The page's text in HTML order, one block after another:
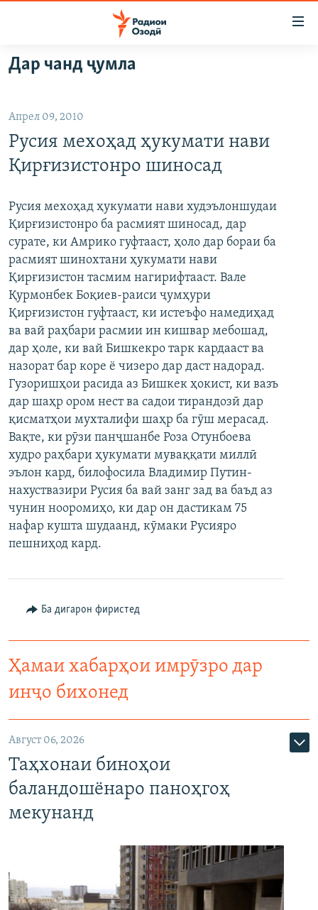
Ҷаҳиш
ба
аслӣ
Ҷаҳиш
ба
феҳристи
Ҷаҳиш
ба
ҷустор
ГӮШАҲО
ҚАЗИЯИ "КРОКУС"
ОСИЁИ МАРКАЗӢ
ФАРҲАНГ
МЕҲМОНИ ОЗОДӢ
ВАРЗИШ
РӮЗГОРИ МУҲОҶИР
САЛОМ, ХОҲАР
ТАҲҚИҚОТ
ҶАНГ ДАР УКРАИНА
НАЗАРИ МАРДУМ
БЛОГИСТОН
ОЗОДӢ ОНЛАЙН
ЧАНДРАСОНАӢ
ВИДЕО
НИГОРИСТОН
ГУЗОРИШҲОИ РАДИОӢ
РӮЙХАТҲО
КИТОБҲОИ ОЗОДӢ
Русский
ПАЙГИРӢ КУНЕД
Ҳамаи сомонаҳои RFE/RL
Дар чанд ҷумла
Апрел 09, 2010
Русия мехоҳад ҳукумати нави
Қирғизистонро шиносад
Русия мехоҳад ҳукумати нави худэълоншудаи
Қирғизистонро ба расмият шиносад, дар
сурате, ки Амрико гуфтааст, ҳоло дар бораи ба
расмият шинохтани ҳукумати нави
Қирғизистон тасмим нагирифтааст. Вале
Қурмонбек Боқиев-раиси ҷумҳури
Қирғизистон гуфтааст, ки истеъфо намедиҳад
ва вай раҳбари расмии ин кишвар мебошад,
дар ҳоле, ки вай Бишкекро тарк кардааст ва
назорат бар коре ё чизеро дар даст надорад.
Гузоришҳои расида аз Бишкек ҳокист, ки вазъ
дар шаҳр ором нест ва садои тирандозӣ дар
қисматҳои мухталифи шаҳр ба гӯш мерасад.
Вақте, ки рӯзи панҷшанбе Роза Отунбоева
худро раҳбари ҳукумати муваққати миллӣ
эълон кард, билофосила Владимир Путин-
нахуствазири Русия ба вай занг зад ва баъд аз
чунин нооромиҳо, ки дар он дастикам 75
нафар кушта шудаанд, кӯмаки Русияро
пешниҳод кард.
Ба дигарон фиристед
Ҳамаи хабарҳои имрӯзро дар
инҷо бихонед
Август 06, 2026
Таҳхонаи биноҳои
баландошёнаро паноҳгоҳ
мекунанд